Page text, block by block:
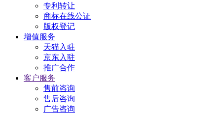
专利转让
商标在线公证
版权登记
增值服务
天猫入驻
京东入驻
推广合作
客户服务
售前咨询
售后咨询
广告咨询